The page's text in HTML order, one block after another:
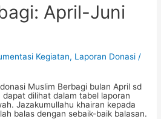
April-Juni
Kegiatan, Laporan Donasi /
Muslim Berbagi bulan April sd
dilihat dalam tabel laporan
Jazakumullahu khairan kepada
balas dengan sebaik-baik balasan.